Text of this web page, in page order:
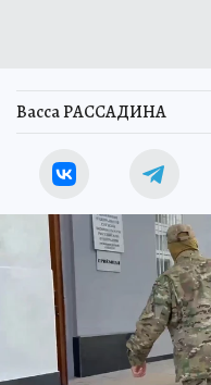
Васса РАССАДИНА